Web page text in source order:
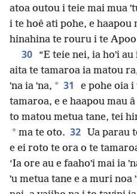
atoa outou i teie mai mua
i te hoê ati pohe, e haapou
hinahina te rouru i te Apoo
30
“E teie nei, ia hoˈi
aita te tamaroa ia matou
ˈna ia ˈna, * 31
e pohe oia i
tamaroa, e e haapou mau
to matou metua tane, tei
* ma te oto. 32
Ua parau
e ei roto te ora o te
‘Ia ore au e faahoˈi mai ia
ˈu metua tane e a muri noa